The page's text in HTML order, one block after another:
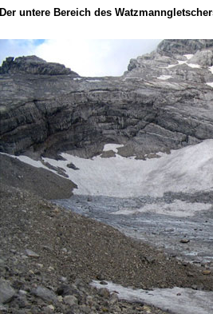
Der untere Bereich des